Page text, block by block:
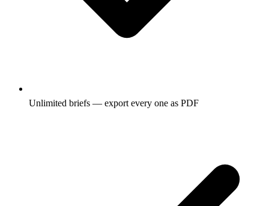
Unlimited briefs — export every one as PDF